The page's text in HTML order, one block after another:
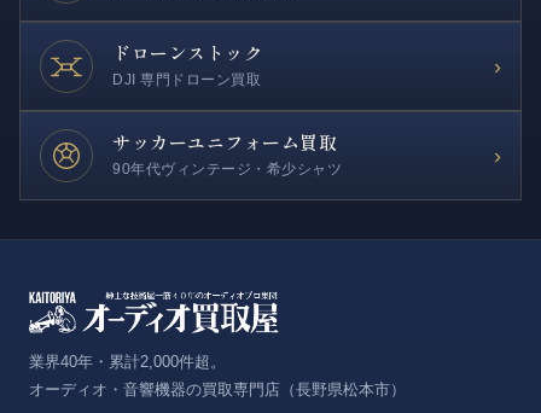
ドローンストック
DJI 専門ドローン買取
›
サッカーユニフォーム買取
90年代ヴィンテージ・希少シャツ
›
業界40年・累計2,000件超。
オーディオ・音響機器の買取専門店（長野県松本市）